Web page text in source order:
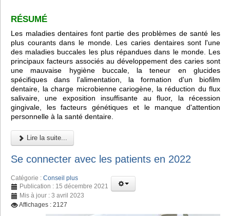
RÉSUMÉ
Les maladies dentaires font partie des problèmes de santé les
plus courants dans le monde. Les caries dentaires sont l'une
des maladies buccales les plus répandues dans le monde. Les
principaux facteurs associés au développement des caries sont
une mauvaise hygiène buccale, la teneur en glucides
spécifiques dans l'alimentation, la formation d'un biofilm
dentaire, la charge microbienne cariogène, la réduction du flux
salivaire, une exposition insuffisante au fluor, la récession
gingivale, les facteurs génétiques et le manque d'attention
personnelle à la santé dentaire.
Lire la suite...
Se connecter avec les patients en 2022
Catégorie : Conseil plus
Publication : 15 décembre 2021
Mis à jour : 3 avril 2023
Affichages : 2127